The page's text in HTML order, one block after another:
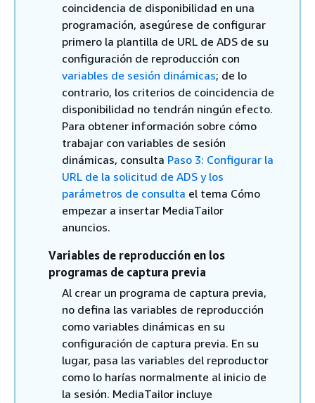
coincidencia de disponibilidad en una
programación, asegúrese de configurar
primero la plantilla de URL de ADS de su
configuración de reproducción con
variables de sesión dinámicas; de lo
contrario, los criterios de coincidencia de
disponibilidad no tendrán ningún efecto.
Para obtener información sobre cómo
trabajar con variables de sesión
dinámicas, consulta Paso 3: Configurar la
URL de la solicitud de ADS y los
parámetros de consulta el tema Cómo
empezar a insertar MediaTailor
anuncios.
Variables de reproducción en los
programas de captura previa
Al crear un programa de captura previa,
no defina las variables de reproducción
como variables dinámicas en su
configuración de captura previa. En su
lugar, pasa las variables del reproductor
como lo harías normalmente al inicio de
la sesión. MediaTailor incluye